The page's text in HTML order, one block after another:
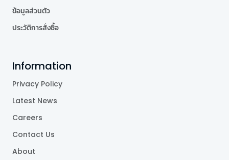
ข้อมูลส่วนตัว
ประวัติการสั่งซื้อ
Information
Privacy Policy
Latest News
Careers
Contact Us
About